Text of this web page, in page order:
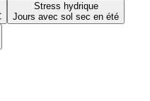
Stress hydrique
Jours avec sol sec en été